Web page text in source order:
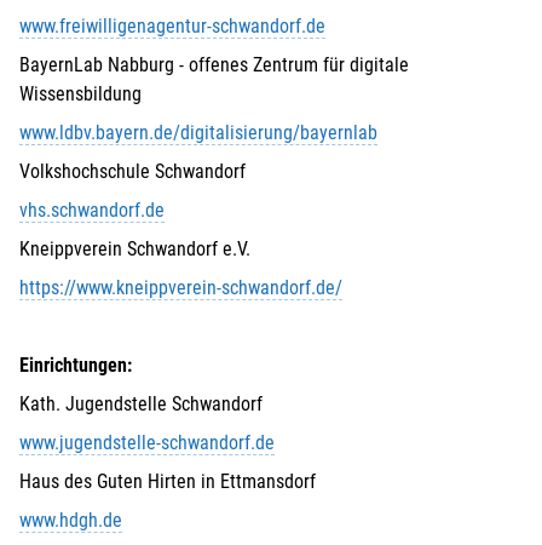
www.freiwilligenagentur-schwandorf.de
BayernLab Nabburg - offenes Zentrum für digitale
Wissensbildung
www.ldbv.bayern.de/digitalisierung/bayernlab
Volkshochschule Schwandorf
vhs.schwandorf.de
Kneippverein Schwandorf e.V.
https://www.kneippverein-schwandorf.de/
Einrichtungen:
Kath. Jugendstelle Schwandorf
www.jugendstelle-schwandorf.de
Haus des Guten Hirten in Ettmansdorf
www.hdgh.de